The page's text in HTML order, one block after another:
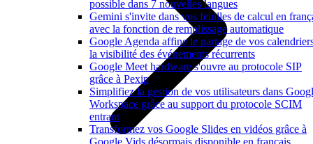
possible dans 7 nouvelles langues
Gemini s'invite dans vos feuilles de calcul en
avec la fonction de remplissage automatique
Google Agenda affine le partage de vos
la visibilité des événements récurrents
Google Meet hardware s'ouvre au protocole SIP
grâce à Pexip
Simplifiez la gestion de vos utilisateurs dans
Workspace grâce au support du protocole SCIM
entrant
Transformez vos Google Slides en vidéos grâce à
Google Vids désormais disponible en français